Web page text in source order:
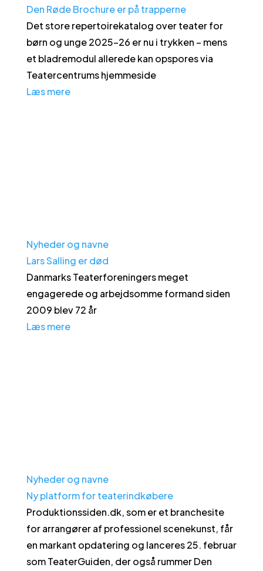
Den Røde Brochure er på trapperne
Det store repertoirekatalog over teater for
børn og unge 2025-26 er nu i trykken – mens
et bladremodul allerede kan opspores via
Teatercentrums hjemmeside
Læs mere
Nyheder og navne
Lars Salling er død
Danmarks Teaterforeningers meget
engagerede og arbejdsomme formand siden
2009 blev 72 år
Læs mere
Nyheder og navne
Ny platform for teaterindkøbere
Produktionssiden.dk, som er et branchesite
for arrangører af professionel scenekunst, får
en markant opdatering og lanceres 25. februar
som TeaterGuiden, der også rummer Den